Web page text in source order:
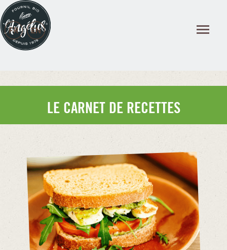
LE CARNET DE RECETTES
Panneau de gestion des cookies